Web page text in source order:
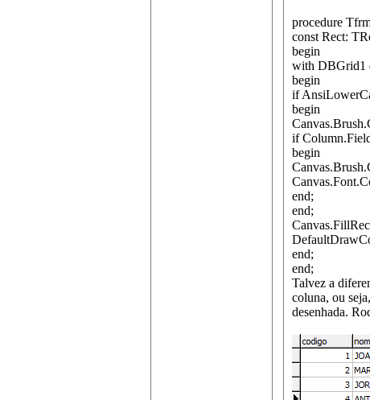
procedure
const Rect:
begin
with DBGrid1
begin
if
begin
if
begin
end;
end;
end;
end;
Talvez a
coluna, ou
desenhada.